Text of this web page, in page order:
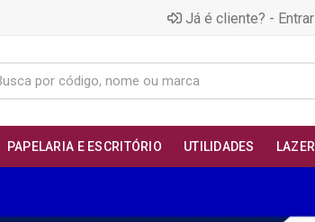
Já é cliente? - Entrar
PAPELARIA E ESCRITÓRIO UTILIDADES LAZER